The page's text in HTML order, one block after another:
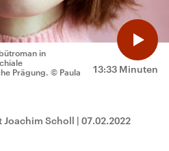
13:33 Minuten
in
Prägung. © Paula
Joachim Scholl | 07.02.2022